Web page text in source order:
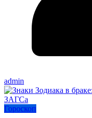
admin
Гороскоп